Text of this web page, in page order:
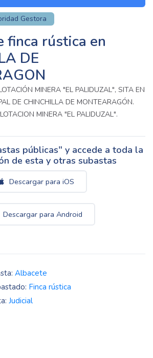
Gestora
finca rústica en
DE
MINERA "EL PALIDUZAL", SITA EN
DE CHINCHILLA DE MONTEARAGÓN.
MINERA "EL PALIDUZAL".
públicas" y accede a toda la
de esta y otras subastas
Descargar para iOS
Descargar para Android
Albacete
Finca rústica
Judicial